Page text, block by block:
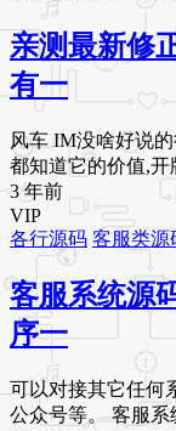
亲测最新修
有一
风车 IM没啥好说
都知道它的价值,开
3 年前
VIP
各行源码 客服类源
客服系统源
序一
可以对接其它任何
公众号等。 客服系